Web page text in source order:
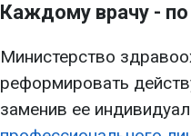
Каждому врачу - по
Министерство
реформировать
заменив ее